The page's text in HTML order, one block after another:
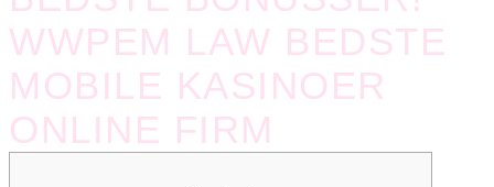
WWPEM LAW BEDSTE
MOBILE KASINOER
ONLINE FIRM